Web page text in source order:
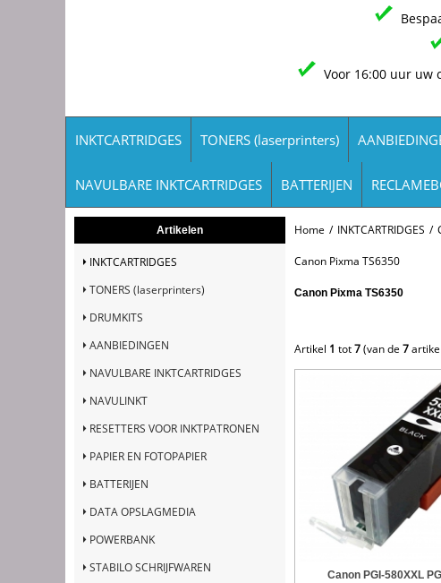
Voor 16:00 uur uw
INKTCARTRIDGES TONERS (laserprinters)
NAVULBARE INKTCARTRIDGES BATTERIJEN
Artikelen
INKTCARTRIDGES
TONERS (laserprinters)
DRUMKITS
AANBIEDINGEN
NAVULBARE INKTCARTRIDGES
NAVULINKT
RESETTERS VOOR INKTPATRONEN
PAPIER EN FOTOPAPIER
BATTERIJEN
DATA OPSLAGMEDIA
POWERBANK
STABILO SCHRIJFWAREN
Home / INKTCARTRIDGES /
Canon Pixma TS6350
Canon Pixma TS6350
Artikel 1 tot7(van de 7
Canon PGI-580XXL